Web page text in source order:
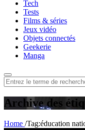
Tech
Tests
Films & séries
Jeux vidéo
Objets connectés
Geekerie
Manga
Rechercher
:
Archive des
Home /Tag:éducation